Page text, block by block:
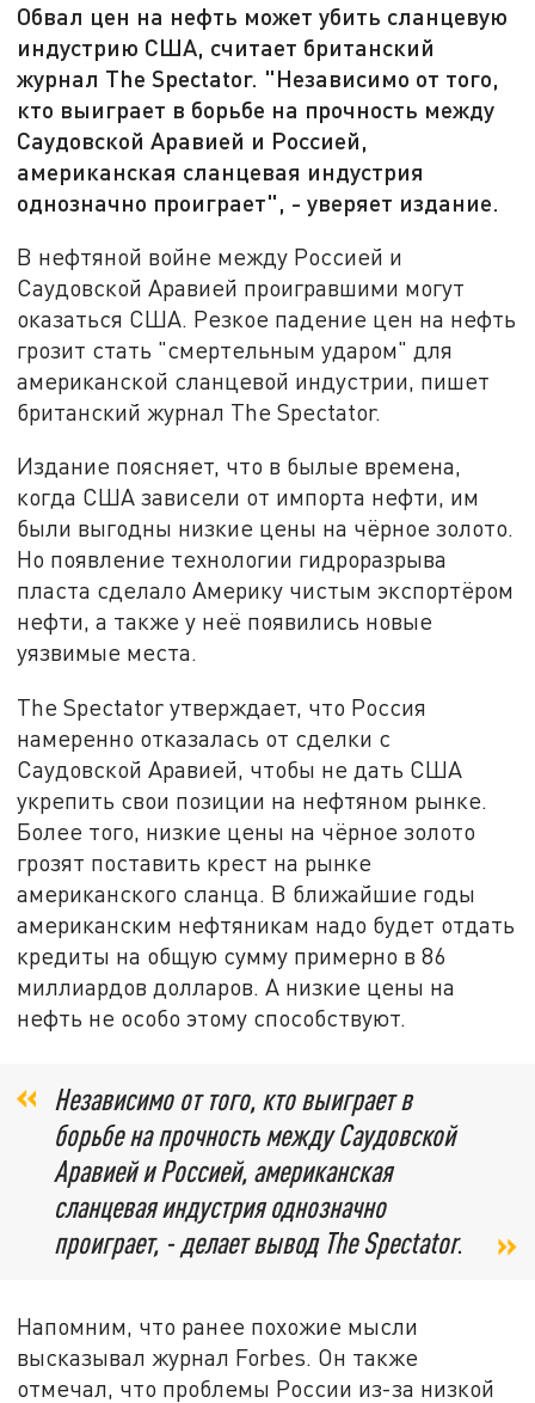
Обвал цен на нефть может убить сланцевую
индустрию США, считает британский
журнал The Spectator. "Независимо от того,
кто выиграет в борьбе на прочность между
Саудовской Аравией и Россией,
американская сланцевая индустрия
однозначно проиграет", - уверяет издание.
В нефтяной войне между Россией и
Саудовской Аравией проигравшими могут
оказаться США. Резкое падение цен на нефть
грозит стать "смертельным ударом" для
американской сланцевой индустрии, пишет
британский журнал The Spectator.
Издание поясняет, что в былые времена,
когда США зависели от импорта нефти, им
были выгодны низкие цены на чёрное золото.
Но появление технологии гидроразрыва
пласта сделало Америку чистым экспортёром
нефти, а также у неё появились новые
уязвимые места.
The Spectator утверждает, что Россия
намеренно отказалась от сделки с
Саудовской Аравией, чтобы не дать США
укрепить свои позиции на нефтяном рынке.
Более того, низкие цены на чёрное золото
грозят поставить крест на рынке
американского сланца. В ближайшие годы
американским нефтяникам надо будет отдать
кредиты на общую сумму примерно в 86
миллиардов долларов. А низкие цены на
нефть не особо этому способствуют.
Независимо от того, кто выиграет в
борьбе на прочность между Саудовской
Аравией и Россией, американская
сланцевая индустрия однозначно
проиграет, - делает вывод The Spectator.
Напомним, что ранее похожие мысли
высказывал журнал Forbes. Он также
отмечал, что проблемы России из-за низкой